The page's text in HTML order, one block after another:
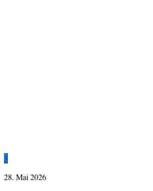
3
28. Mai 2026